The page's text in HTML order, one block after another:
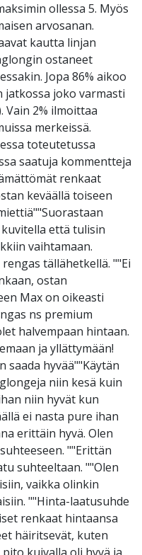
ollessa 5. Myös
arvosanan.
kautta linjan
ostaneet
Jopa 86% aikoo
joko varmasti
Vain 2% ilmoittaa
merkeissä.
toteutetussa
saatuja kommentteja
renkaat
keväällä toiseen
että tulisin
vaihtamaan.
tällähetkellä. ""Ei
ostan
Max on oikeasti
ns premium
halvempaan hintaan.
ja yllättymään!
saada hyvää""Käytän
niin kesä kuin
niin hyvät kun
ei nasta pure ihan
erittäin hyvä. Olen
""Erittän
suhteeltaan. ""Olen
vaikka olinkin
""Hinta-laatusuhde
renkaat hintaansa
häiritsevät, kuten